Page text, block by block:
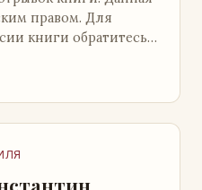
правом. Для
книги обратитесь к